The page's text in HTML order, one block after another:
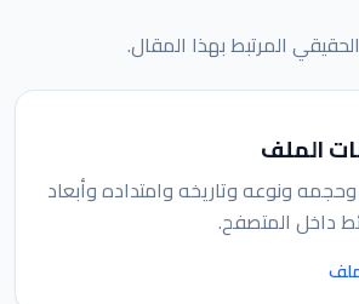
المرتبط بهذا المقال.
الملف
ونوعه وتاريخه وامتداده وأبعاد
داخل المتصفح.